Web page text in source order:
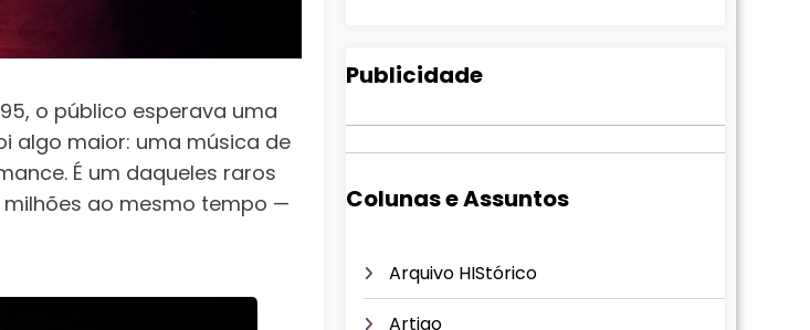
o público esperava uma
algo maior: uma música de
É um daqueles raros
ao mesmo tempo —
Publicidade
Colunas e Assuntos
Arquivo HIStórico
Artigo